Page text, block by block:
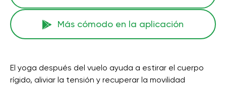
Más cómodo en la aplicación
El yoga después del vuelo ayuda a estirar el cuerpo
rígido, aliviar la tensión y recuperar la movilidad